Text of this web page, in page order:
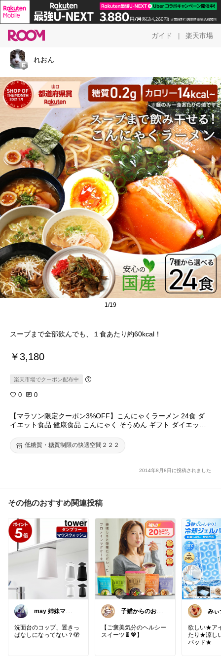
ガイド 楽天市場
れおん
1/19
スープまで全部飲んでも、１食あたり約60kcal！
￥3,180
楽天市場でクーポン配布中
0 0
【マラソン限定クーポン3%OFF】こんにゃくラーメン 24食 ダ
イエット食品 健康食品 こんにゃく そうめん ギフト ダイエット
糖質制限 糖質オフ 低カロリー 低GI食 低カロリー食品 【送料無
料】
低糖質・糖質制限の快適空間２２２
2014年8月8日に投稿されました
その他のおすすめ関連投稿
may 姉妹ママ
洗面台のコップ、置きっ
ぱなしになってない？🫣
子猫からのおス
【ご褒美気分のヘルシー
スイーツ🍫💖】
み
欲しい★ア
たり★涼し
パッド★